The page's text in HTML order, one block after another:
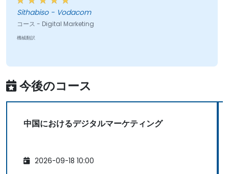
Sithabiso - Vodacom
コース - Digital Marketing
機械翻訳
今後のコース
中国におけるデジタルマーケティング
2026-09-18 10:00